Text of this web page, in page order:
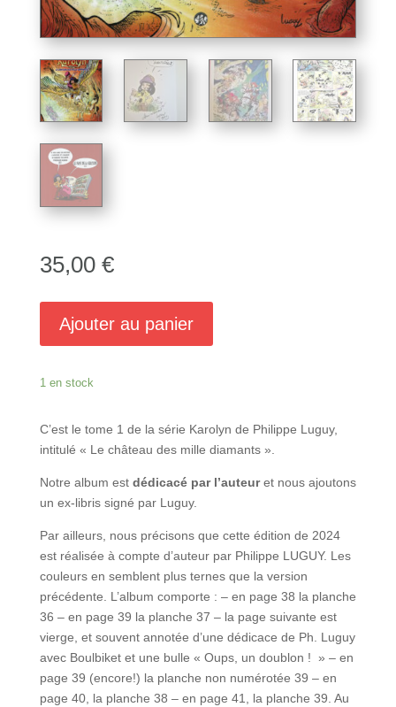
35,00 €
Ajouter au panier
1 en stock
C’est le tome 1 de la série Karolyn de Philippe Luguy,
intitulé « Le château des mille diamants ».
Notre album est dédicacé par l’auteuret nous ajoutons
un ex-libris signé par Luguy.
Par ailleurs, nous précisons que cette édition de 2024
est réalisée à compte d’auteur par Philippe LUGUY. Les
couleurs en semblent plus ternes que la version
précédente. L’album comporte : – en page 38 la planche
36 – en page 39 la planche 37 – la page suivante est
vierge, et souvent annotée d’une dédicace de Ph. Luguy
avec Boulbiket et une bulle « Oups, un doublon ! » – en
page 39 (encore!) la planche non numérotée 39 – en
page 40, la planche 38 – en page 41, la planche 39. Au